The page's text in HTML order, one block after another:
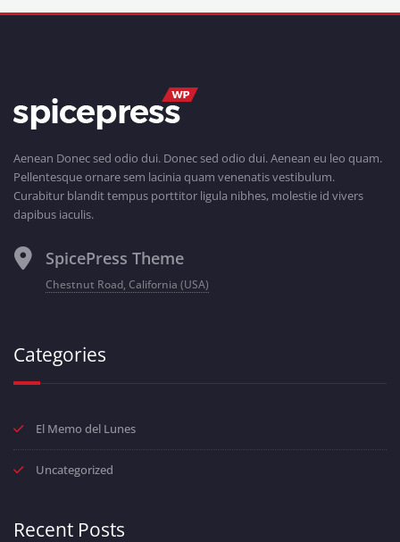
Aenean Donec sed odio dui. Donec sed odio dui. Aenean eu leo quam.
Pellentesque ornare sem lacinia quam venenatis vestibulum.
Curabitur blandit tempus porttitor ligula nibhes, molestie id vivers
dapibus iaculis.
SpicePress Theme
Chestnut Road, California (USA)
Categories
El Memo del Lunes
Uncategorized
Recent Posts